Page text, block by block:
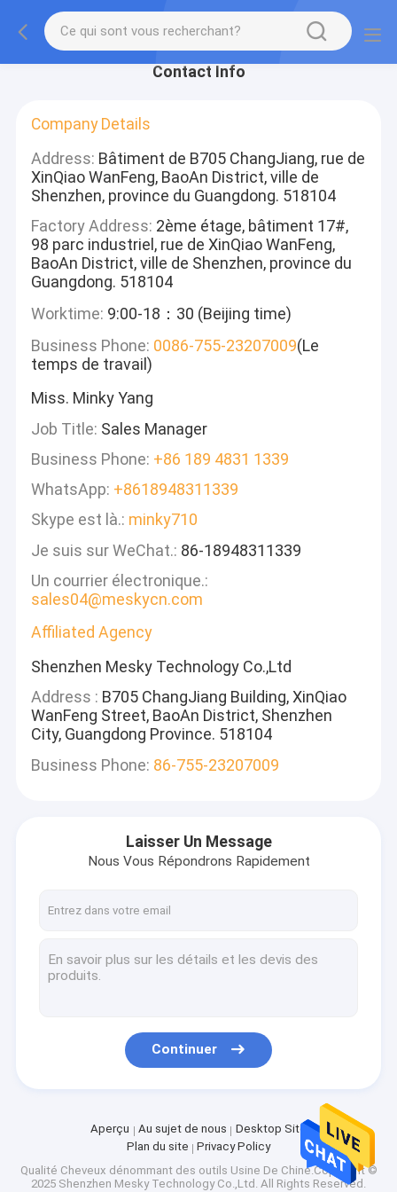
Contact Info
Company Details
Address: Bâtiment de B705 ChangJiang, rue de
XinQiao WanFeng, BaoAn District, ville de
Shenzhen, province du Guangdong. 518104
Factory Address: 2ème étage, bâtiment 17#,
98 parc industriel, rue de XinQiao WanFeng,
BaoAn District, ville de Shenzhen, province du
Guangdong. 518104
Worktime: 9:00-18：30 (Beijing time)
Business Phone: 0086-755-23207009(Le
temps de travail)
Miss. Minky Yang
Job Title: Sales Manager
Business Phone: +86 189 4831 1339
WhatsApp: +8618948311339
Skype est là.: minky710
Je suis sur WeChat.: 86-18948311339
Un courrier électronique.:
sales04@meskycn.com
Affiliated Agency
Shenzhen Mesky Technology Co.,Ltd
Address : B705 ChangJiang Building, XinQiao
WanFeng Street, BaoAn District, Shenzhen
City, Guangdong Province. 518104
Business Phone: 86-755-23207009
Laisser Un Message
Nous Vous Répondrons Rapidement
Continuer
Aperçu Au sujet de nous
Desktop Site
Plan du site
Privacy Policy
Qualité Cheveux dénommant des outils Usine De Chine.Copyright ©
2025 Shenzhen Mesky Technology Co.,Ltd. All Rights Reserved.